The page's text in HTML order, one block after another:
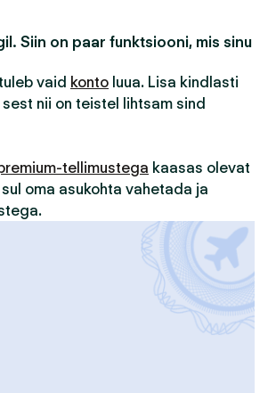
Siin on paar funktsiooni, mis sinu
vaid konto luua. Lisa kindlasti
nii on teistel lihtsam sind
tellimustega kaasas olevat
oma asukohta vahetada ja